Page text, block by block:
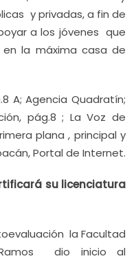
y privadas, a fin de
a los jóvenes que
la máxima casa de
A; Agencia Quadratín;
pág.8 ; La Voz de
plana , principal y
Portal de Internet.
su licenciatura
la Facultad
dio inicio al